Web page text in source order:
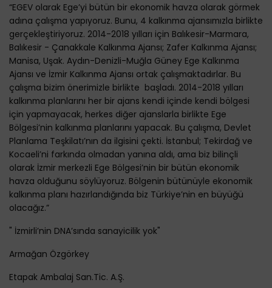
“EGEV olarak Ege’yi bütün bir ekonomik havza olarak görmek
adına çalışma yapıyoruz. Bunu, 4 kalkınma ajansımızla birlikte
gerçekleştiriyoruz. 2014-2018 yılları için Balıkesir-Marmara,
Balıkesir - Çanakkale Kalkınma Ajansı; Zafer Kalkınma Ajansı;
Manisa, Uşak. Aydın-Denizli-Muğla Güney Ege Kalkınma
Ajansı ve İzmir Kalkınma Ajansı ortak çalışmaktadırlar. Bu
çalışma bizim önerimizle birlikte başladı. 2014-2018 yılları
kalkınma planlarını her bir ajans kendi içinde kendi bölgesi
için yapmayacak, herkes diğer ajanslarla birlikte Ege
Bölgesi’nin kalkınma planlarını yapacak. Bu çalışma, Devlet
Planlama Teşkilatı’nın da ilgisini çekti. İstanbul; Tekirdağ ve
Kocaeli’ni farkında olmadan yanına aldı, ama biz bilinçli
olarak İzmir merkezli Ege Bölgesi’nin bir bütün ekonomik
havza olduğunu söylüyoruz. Bölgenin bütünüyle ekonomik
kalkınma planı hazırlandığında biz Türkiye’nin en büyüğü
olacağız.”
" İzmirli’nin DNA’sında sanayicilik yok"
Armağan Özgörkey
Etapak Ambalaj San.Tic. A.Ş.